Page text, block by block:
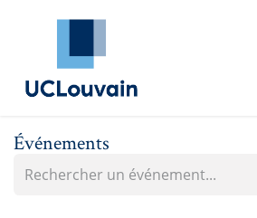
Se rendre au contenu
Événements